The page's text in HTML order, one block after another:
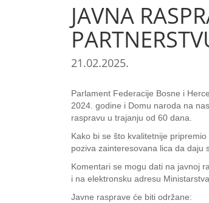
JAVNA
21.02.2025.
Parlament Federacije Bosne i
2024. godine i Domu naroda na
raspravu u trajanju od 60 dana.
Kako bi se što kvalitetnije
poziva zainteresovana lica da daju
Komentari se mogu dati na javnoj
i na elektronsku adresu
Javne rasprave će biti održane: